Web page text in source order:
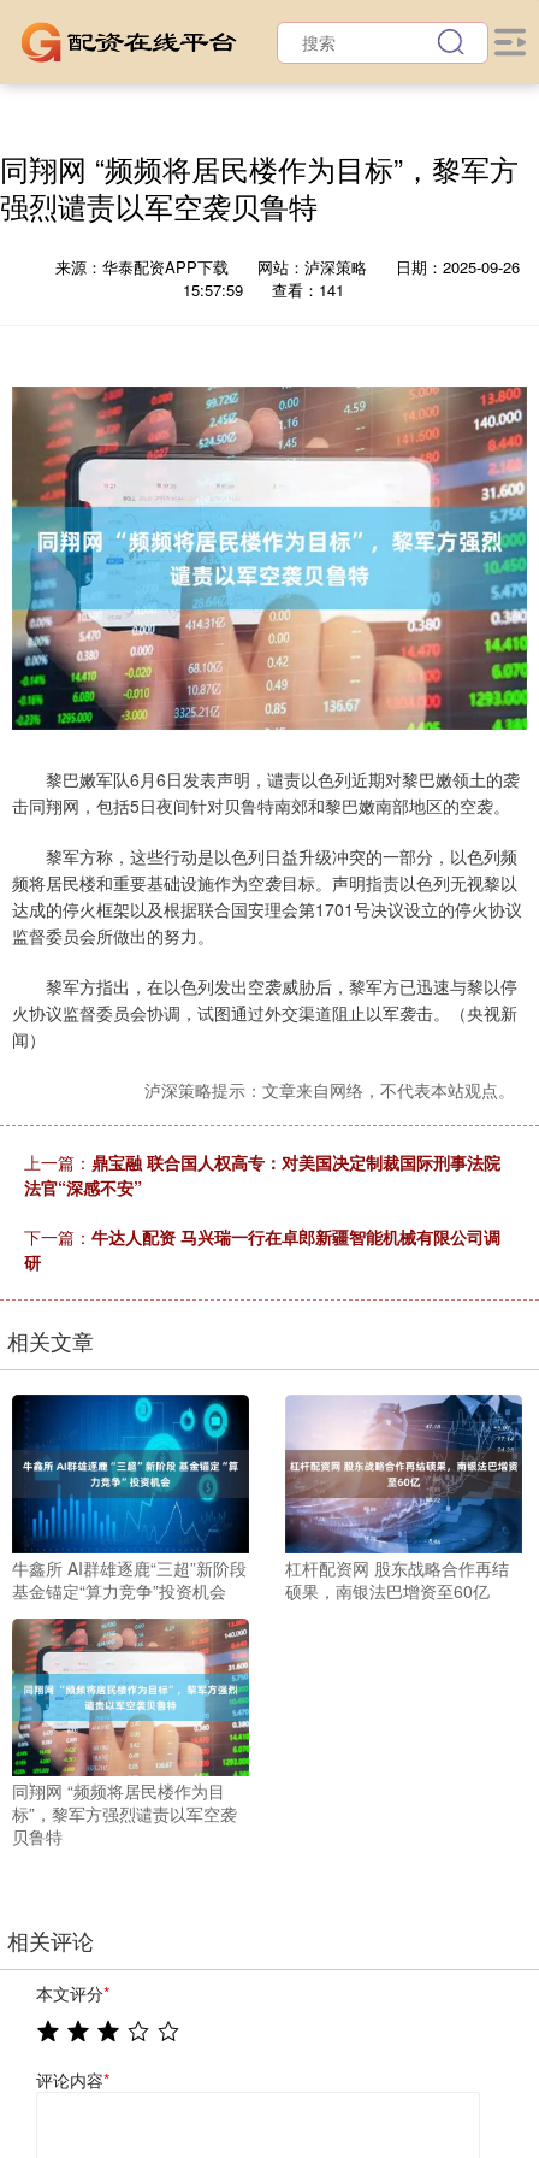
同翔网 “频频将居民楼作为目标”，黎军方
强烈谴责以军空袭贝鲁特
来源：华泰配资APP下载 网站：泸深策略
日期：2025-09-26
15:57:59
查看：141
黎巴嫩军队6月6日发表声明，谴责以色列近期对黎巴嫩领土的袭
击同翔网，包括5日夜间针对贝鲁特南郊和黎巴嫩南部地区的空袭。
黎军方称，这些行动是以色列日益升级冲突的一部分，以色列频
频将居民楼和重要基础设施作为空袭目标。声明指责以色列无视黎以
达成的停火框架以及根据联合国安理会第1701号决议设立的停火协议
监督委员会所做出的努力。
黎军方指出，在以色列发出空袭威胁后，黎军方已迅速与黎以停
火协议监督委员会协调，试图通过外交渠道阻止以军袭击。（央视新
闻）
泸深策略提示：文章来自网络，不代表本站观点。
上一篇： 鼎宝融 联合国人权高专：对美国决定制裁国际刑事法院
法官“深感不安”
下一篇： 牛达人配资 马兴瑞一行在卓郎新疆智能机械有限公司调
研
相关文章
牛鑫所 AI群雄逐鹿“三超”新阶段
基金锚定“算力竞争”投资机会
杠杆配资网 股东战略合作再结
硕果，南银法巴增资至60亿
同翔网 “频频将居民楼作为目
标”，黎军方强烈谴责以军空袭
贝鲁特
相关评论
本文评分*
评论内容*